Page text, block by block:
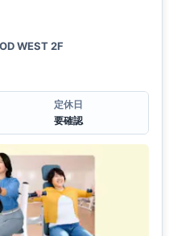
WEST 2F
定休日
要確認